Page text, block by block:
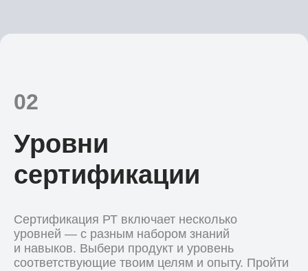
02
Уровни
сертификации
Сертификация РТ включает несколько
уровней — с разным набором знаний
и навыков. Выбери продукт и уровень
соответствующие твоим целям и опыту. Пройти